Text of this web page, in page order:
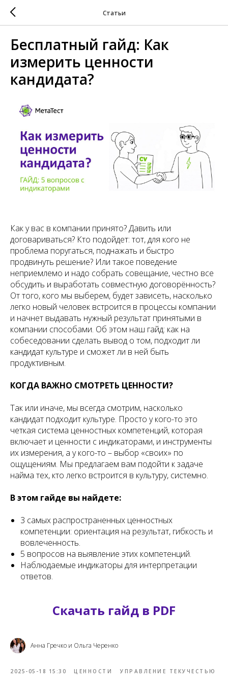
Статьи
Бесплатный гайд: Как
измерить ценности
кандидата?
Как у вас в компании принято? Давить или
договариваться? Кто подойдет: тот, для кого не
проблема поругаться, поднажать и быстро
продвинуть решение? Или такое поведение
неприемлемо и надо собрать совещание, честно все
обсудить и выработать совместную договорённость?
От того, кого мы выберем, будет зависеть, насколько
легко новый человек встроится в процессы компании
и начнет выдавать нужный результат принятыми в
компании способами. Об этом наш гайд: как на
собеседовании сделать вывод о том, подходит ли
кандидат культуре и сможет ли в ней быть
продуктивным.
КОГДА ВАЖНО СМОТРЕТЬ ЦЕННОСТИ?
Так или иначе, мы всегда смотрим, насколько
кандидат подходит культуре. Просто у кого-то это
четкая система ценностных компетенций, которая
включает и ценности с индикаторами, и инструменты
их измерения, а у кого-то – выбор «своих» по
ощущениям. Мы предлагаем вам подойти к задаче
найма тех, кто легко встроится в культуру, системно.
В этом гайде вы найдете:
3 самых распространенных ценностных
компетенции: ориентация на результат, гибкость и
вовлеченность.
5 вопросов на выявление этих компетенций.
Наблюдаемые индикаторы для интерпретации
ответов.
Скачать гайд в PDF
Анна Гречко и Ольга Черенко
2025-05-18 15:30 ЦЕННОСТИ УПРАВЛЕНИЕ ТЕКУЧЕСТЬЮ